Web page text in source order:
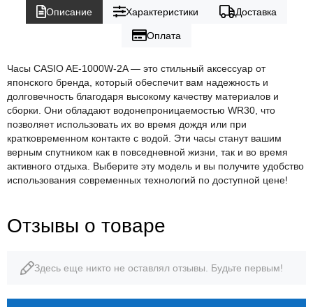
Описание Характеристики Доставка
Оплата
Часы CASIO AE-1000W-2A — это стильный аксессуар от
японского бренда, который обеспечит вам надежность и
долговечность благодаря высокому качеству материалов и
сборки. Они обладают водонепроницаемостью WR30, что
позволяет использовать их во время дождя или при
кратковременном контакте с водой. Эти часы станут вашим
верным спутником как в повседневной жизни, так и во время
активного отдыха. Выберите эту модель и вы получите удобство
использования современных технологий по доступной цене!
Отзывы о товаре
Здесь еще никто не оставлял отзывы. Будьте первым!